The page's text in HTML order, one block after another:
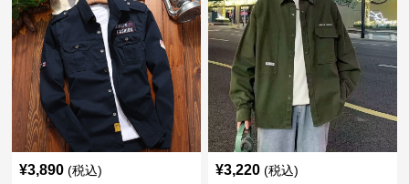
¥3,890 (税込) ¥3,220 (税込)